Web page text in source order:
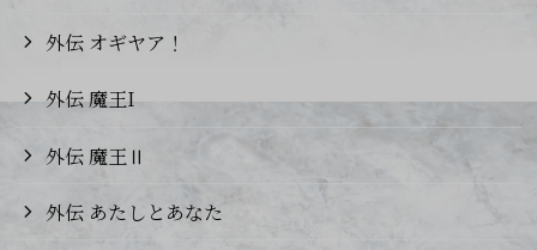
外伝 オギヤア！
外伝 魔王I
外伝 魔王Ⅱ
外伝 あたしとあなた